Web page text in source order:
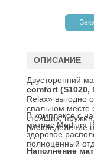
ОПИСАНИЕ
Двусторонний
comfort (S1020,
Relax» выгодно
спальном месте
стоящих,
распределение
В комплексе с
матрас Medium
здоровое
полноценный
Наполнение